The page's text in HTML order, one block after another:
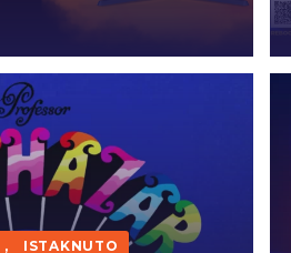
, ISTAKNUTO